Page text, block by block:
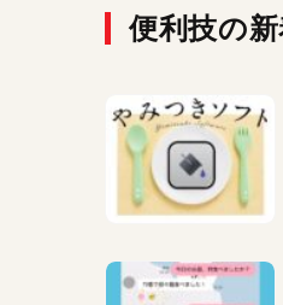
便利技の